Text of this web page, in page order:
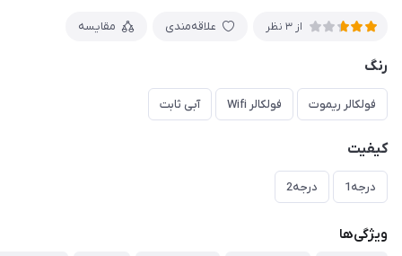
از 3 نظر علاقه‌مندی مقایسه
رنگ
فولکالر ریموت فولکالر Wifi آبی ثابت
کیفیت
درجه1 درجه2
ویژگی‌ها